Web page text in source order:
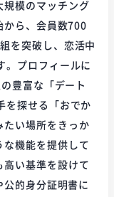
規模のマッチング
から、会員数700
を突破し、恋活中
。プロフィールに
豊富な「デート
を探せる「おでか
たい場所をきっか
な機能を提供して
高い基準を設けて
的身分証明書に